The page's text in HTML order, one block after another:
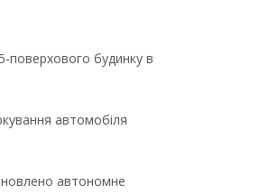
будинку в
автомобіля
автономне